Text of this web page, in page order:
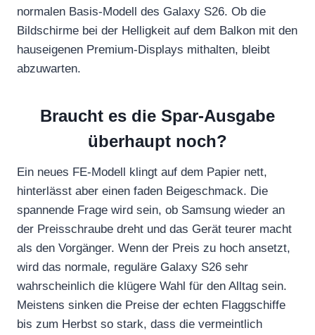
normalen Basis-Modell des Galaxy S26. Ob die
Bildschirme bei der Helligkeit auf dem Balkon mit den
hauseigenen Premium-Displays mithalten, bleibt
abzuwarten.
Braucht es die Spar-Ausgabe
überhaupt noch?
Ein neues FE-Modell klingt auf dem Papier nett,
hinterlässt aber einen faden Beigeschmack. Die
spannende Frage wird sein, ob Samsung wieder an
der Preisschraube dreht und das Gerät teurer macht
als den Vorgänger. Wenn der Preis zu hoch ansetzt,
wird das normale, reguläre Galaxy S26 sehr
wahrscheinlich die klügere Wahl für den Alltag sein.
Meistens sinken die Preise der echten Flaggschiffe
bis zum Herbst so stark, dass die vermeintlich